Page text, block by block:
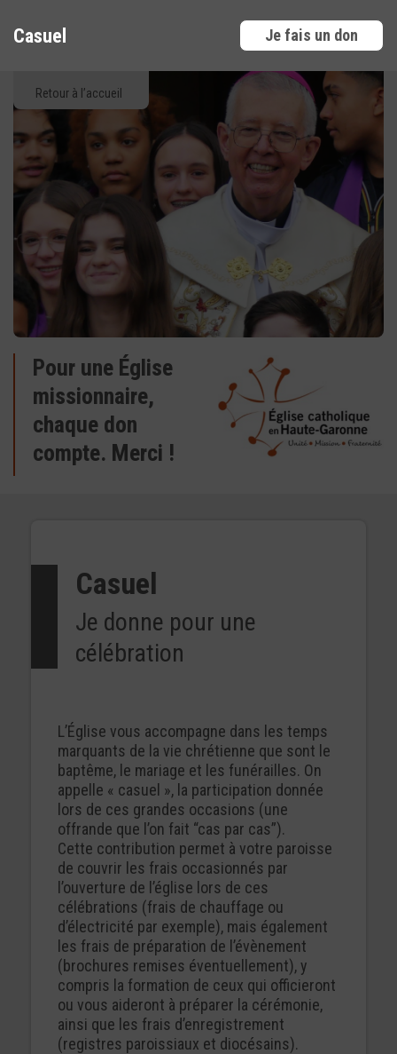
Casuel Je fais un don
Retour à l’accueil
Pour une Église
missionnaire,
chaque don
compte. Merci !
Casuel
Je donne pour une
célébration
L’Église vous accompagne dans les temps
marquants de la vie chrétienne que sont le
baptême, le mariage et les funérailles. On
appelle « casuel », la participation donnée
lors de ces grandes occasions (une
offrande que l’on fait “cas par cas”).
Cette contribution permet à votre paroisse
de couvrir les frais occasionnés par
l’ouverture de l’église lors de ces
célébrations (frais de chauffage ou
d’électricité par exemple), mais également
les frais de préparation de l’évènement
(brochures remises éventuellement), y
compris la formation de ceux qui officieront
ou vous aideront à préparer la cérémonie,
ainsi que les frais d’enregistrement
(registres paroissiaux et diocésains).